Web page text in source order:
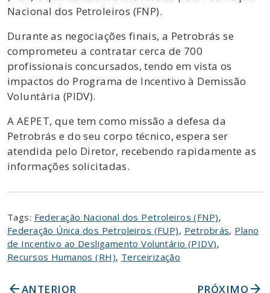
Nacional dos Petroleiros (FNP).
Durante as negociações finais, a Petrobrás se
comprometeu a contratar cerca de 700
profissionais concursados, tendo em vista os
impactos do Programa de Incentivo à Demissão
Voluntária (PIDV).
A AEPET, que tem como missão a defesa da
Petrobrás e do seu corpo técnico, espera ser
atendida pelo Diretor, recebendo rapidamente as
informações solicitadas.
Tags: Federação Nacional dos Petroleiros (FNP),
Federação Única dos Petroleiros (FUP), Petrobrás, Plano
de Incentivo ao Desligamento Voluntário (PIDV),
Recursos Humanos (RH), Terceirização
arrow_backANTERIOR PRÓXIMO arrow_forward